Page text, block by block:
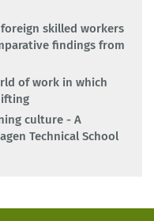
skilled workers
findings from
of work in which
culture - A
Technical School